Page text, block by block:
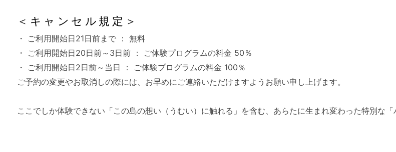
＜キャンセル規定＞
・ ご利用開始日21日前まで ： 無料
・ ご利用開始日20日前～3日前 ： ご体験プログラムの料金 50％
・ ご利用開始日2日前～当日 ： ご体験プログラムの料金 100％
ご予約の変更やお取消しの際には、お早めにご連絡いただけますようお願い申し上げます。
ここでしか体験できない「この島の想い（うむい）に触れる」を含む、あらたに生まれ変わった特別な